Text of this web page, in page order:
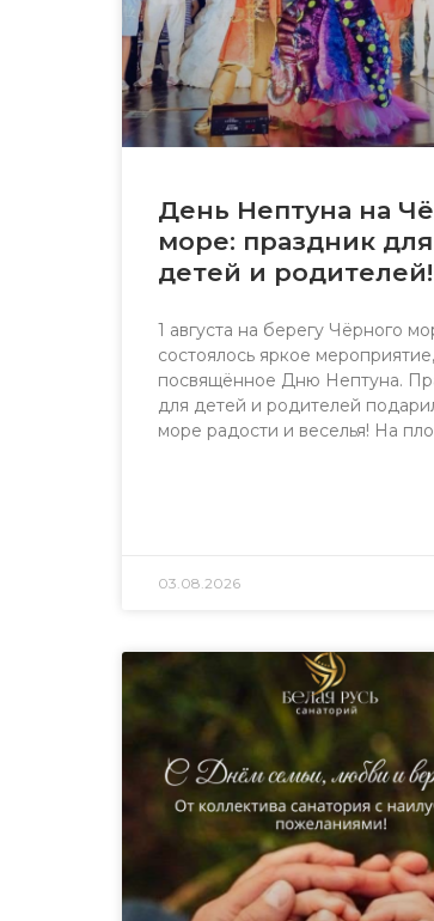
День Нептуна на
море: праздник для
детей и родителей!
1 августа на берегу Чёрного
состоялось яркое мероприятие,
посвящённое Дню Нептуна.
для детей и родителей
море радости и веселья! На
03.08.2026